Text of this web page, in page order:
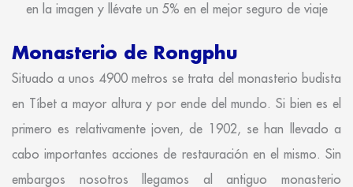
en la imagen y llévate un 5% en el mejor seguro de viaje
Monasterio de Rongphu
Situado a unos 4900 metros se trata del monasterio budista
en Tíbet a mayor altura y por ende del mundo. Si bien es el
primero es relativamente joven, de 1902, se han llevado a
cabo importantes acciones de restauración en el mismo. Sin
embargos nosotros llegamos al antiguo monasterio